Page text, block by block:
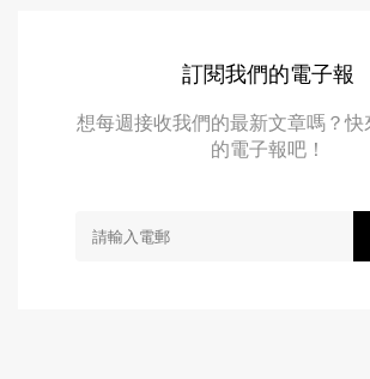
訂閱我們的電子報
想每週接收我們的最新文章嗎？快
的電子報吧！